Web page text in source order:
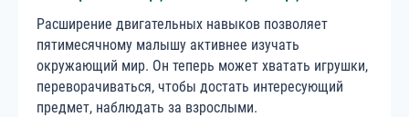
Расширение двигательных навыков позволяет
пятимесячному малышу активнее изучать
окружающий мир. Он теперь может хватать игрушки,
переворачиваться, чтобы достать интересующий
предмет, наблюдать за взрослыми.